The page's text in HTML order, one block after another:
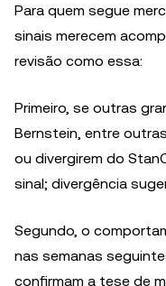
Para quem segue
sinais merecem
revisão como essa:
Primeiro, se outras
Bernstein, entre
ou divergirem do
sinal; divergência
Segundo, o
nas semanas
confirmam a tese de